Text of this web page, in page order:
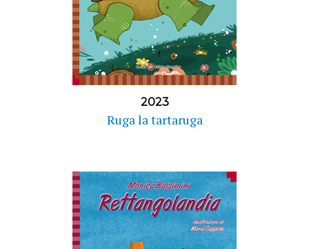
2023
Ruga la tartaruga